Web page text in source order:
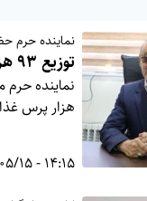
نماینده حرم
توزیع ۹۳ هزار پرس غذا در مسیر زائران اربعین
هزار پرس غذای
14:15 - 1405/05/15